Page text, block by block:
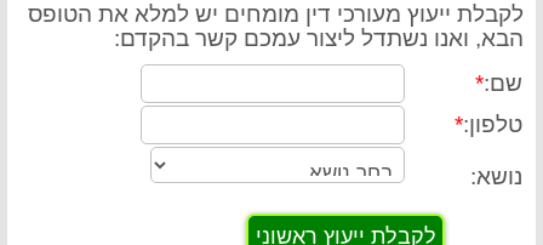
לקבלת ייעוץ מעורכי דין מומחים יש למלא את הטופס
הבא, ואנו נשתדל ליצור עמכם קשר בהקדם:
שם:*
טלפון:*
נושא: